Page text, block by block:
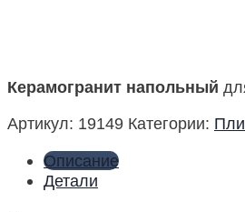
Керамогранит напольный
Артикул: 19149 Категории:
Описание
Детали